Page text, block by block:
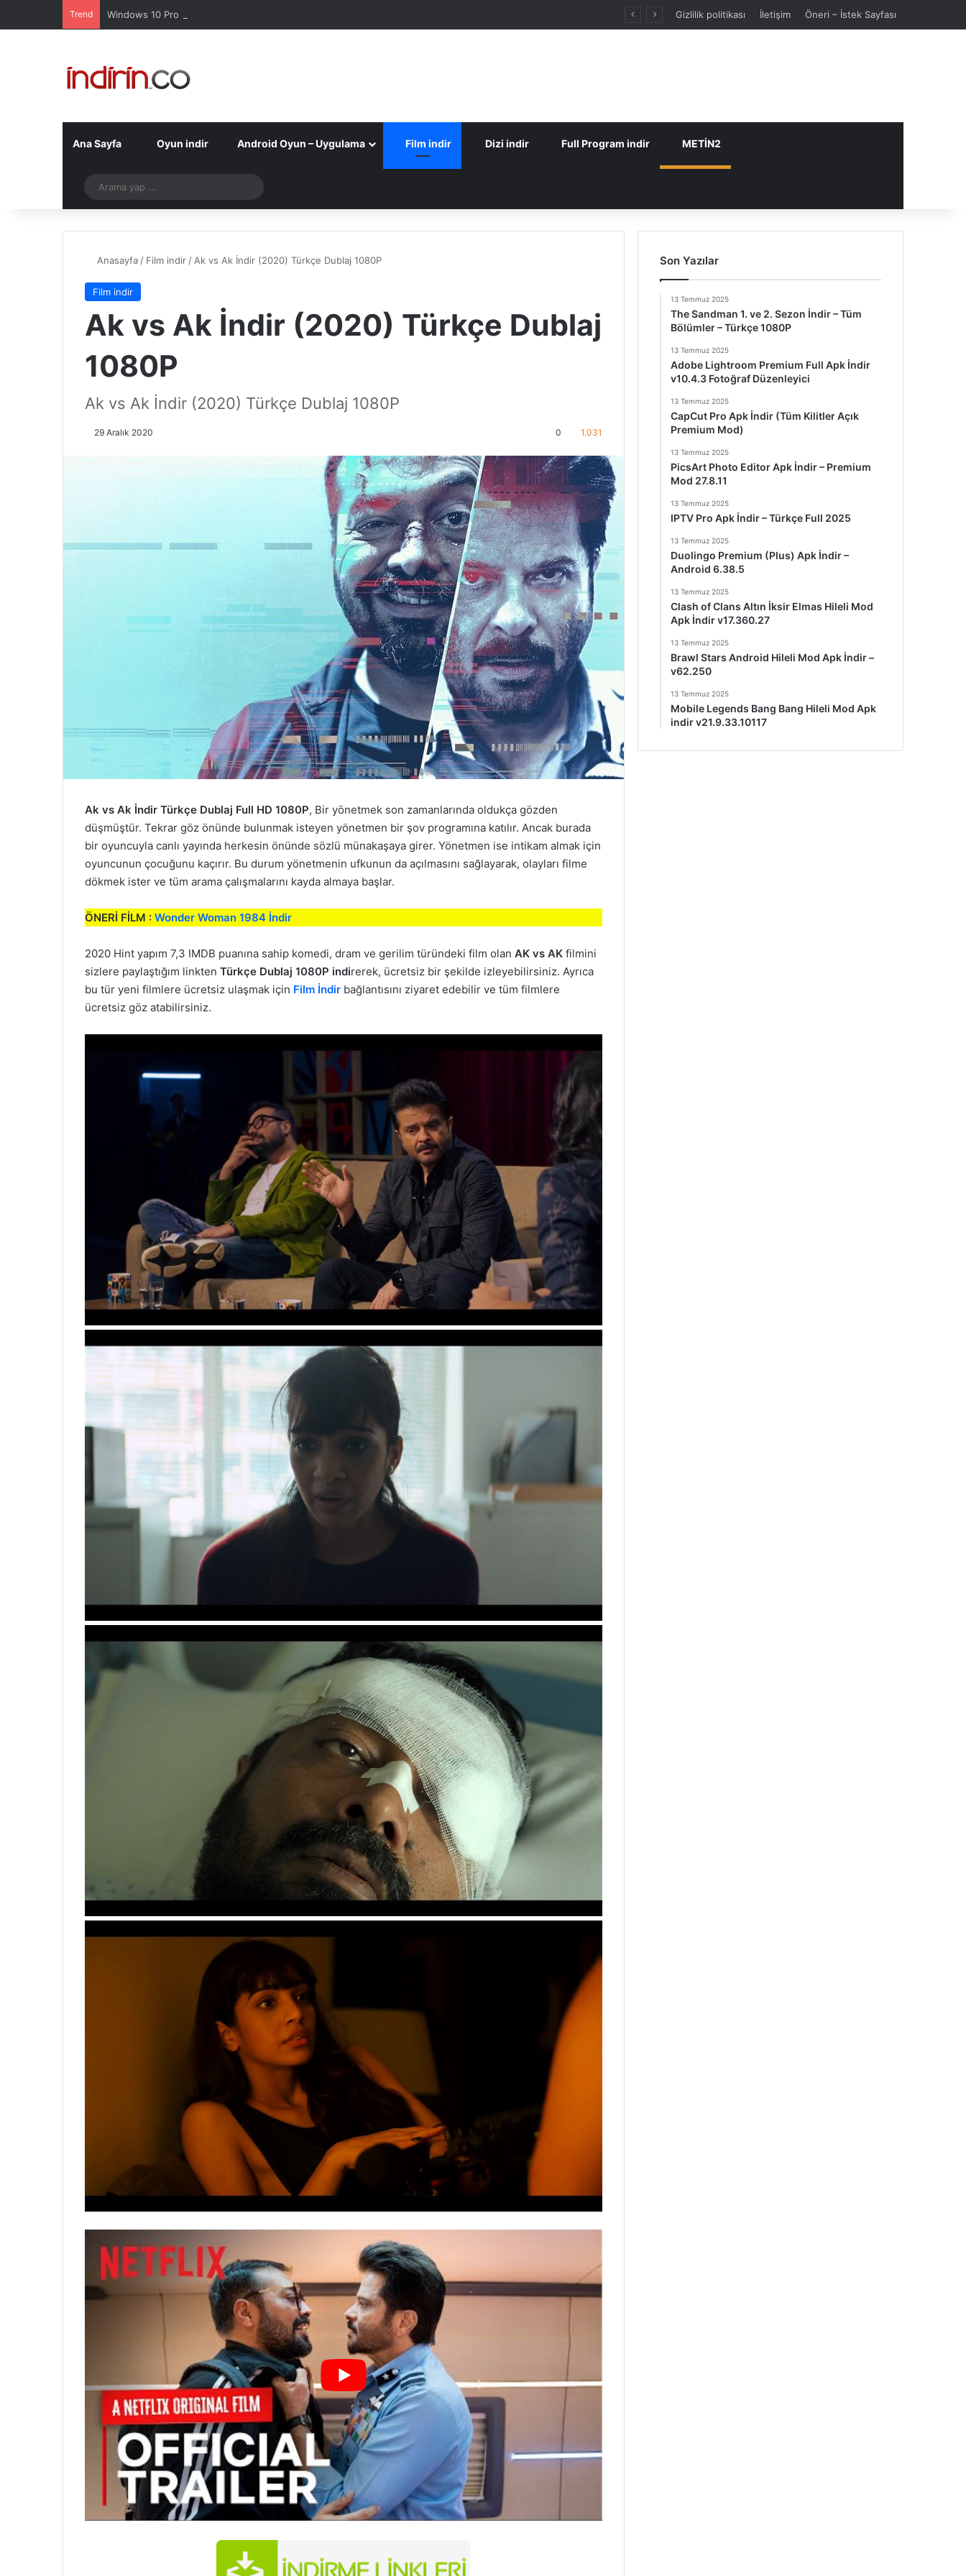
Trend Windows 10 Pro indir – Türkçe – Güncel 2025 Gizlilik politikası İletişim Öneri – İstek Sayfası
Ana Sayfa Oyun indir Android Oyun – Uygulama Film indir Dizi indir Full Program indir METİN2
Telegram
yap
Anasayfa / Film indir / Ak vs Ak İndir (2020) Türkçe Dublaj 1080P
Film indir
Ak vs Ak İndir (2020) Türkçe Dublaj
1080P
Ak vs Ak İndir (2020) Türkçe Dublaj 1080P
29 Aralık 2020 0 1.031
Ak vs Ak İndir Türkçe Dublaj Full HD 1080P, Bir yönetmek son zamanlarında oldukça gözden
düşmüştür. Tekrar göz önünde bulunmak isteyen yönetmen bir şov programına katılır. Ancak burada
bir oyuncuyla canlı yayında herkesin önünde sözlü münakaşaya girer. Yönetmen ise intikam almak için
oyuncunun çocuğunu kaçırır. Bu durum yönetmenin ufkunun da açılmasını sağlayarak, olayları filme
dökmek ister ve tüm arama çalışmalarını kayda almaya başlar.
ÖNERİ FİLM : Wonder Woman 1984 İndir
2020 Hint yapım 7,3 IMDB puanına sahip komedi, dram ve gerilim türündeki film olan AK vs AK filmini
sizlere paylaştığım linkten Türkçe Dublaj 1080P indirerek, ücretsiz bir şekilde izleyebilirsiniz. Ayrıca
bu tür yeni filmlere ücretsiz ulaşmak için Film İndir bağlantısını ziyaret edebilir ve tüm filmlere
ücretsiz göz atabilirsiniz.
Son Yazılar
13 Temmuz 2025
The Sandman 1. ve 2. Sezon İndir – Tüm
Bölümler – Türkçe 1080P
13 Temmuz 2025
Adobe Lightroom Premium Full Apk İndir
v10.4.3 Fotoğraf Düzenleyici
13 Temmuz 2025
CapCut Pro Apk İndir (Tüm Kilitler Açık
Premium Mod)
13 Temmuz 2025
PicsArt Photo Editor Apk İndir – Premium
Mod 27.8.11
13 Temmuz 2025
IPTV Pro Apk İndir – Türkçe Full 2025
13 Temmuz 2025
Duolingo Premium (Plus) Apk İndir –
Android 6.38.5
13 Temmuz 2025
Clash of Clans Altın İksir Elmas Hileli Mod
Apk İndir v17.360.27
13 Temmuz 2025
Brawl Stars Android Hileli Mod Apk İndir –
v62.250
13 Temmuz 2025
Mobile Legends Bang Bang Hileli Mod Apk
indir v21.9.33.10117